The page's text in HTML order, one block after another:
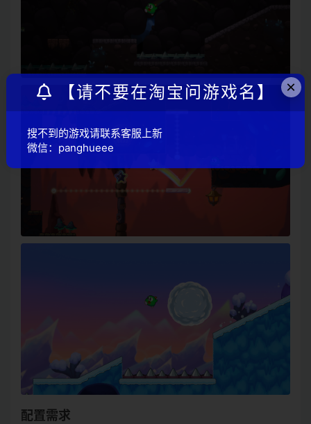
配置需求
×
【请不要在淘宝问游戏名】
搜不到的游戏请联系客服上新
微信：panghueee